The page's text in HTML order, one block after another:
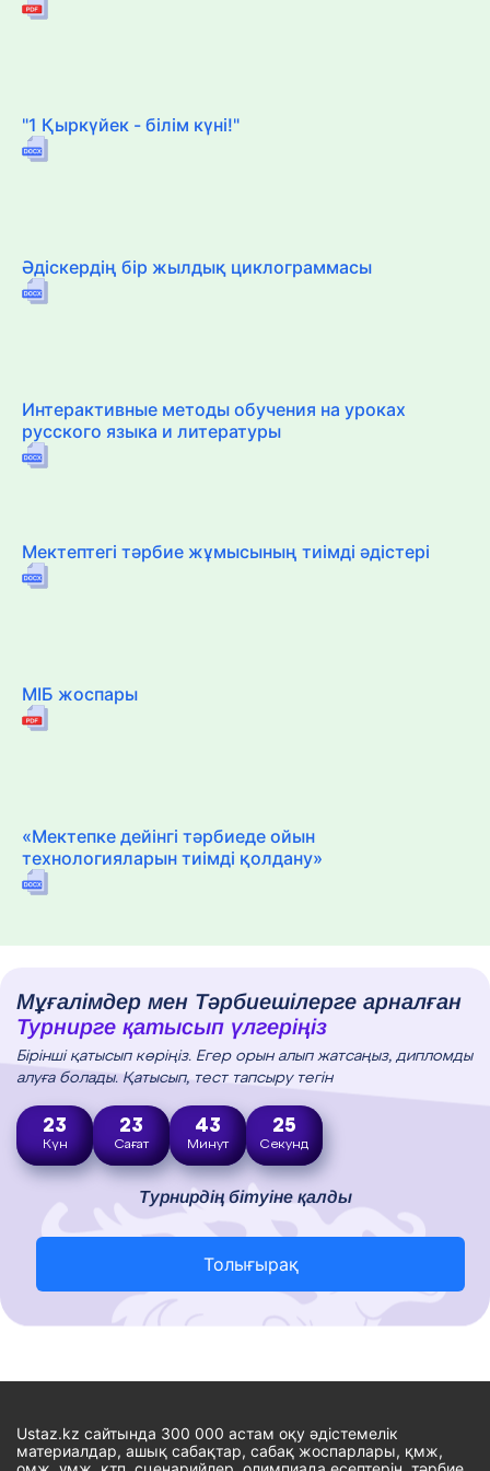
"1 Қыркүйек - білім күні!"
Әдіскердің бір жылдық циклограммасы
Интерактивные методы обучения на уроках
русского языка и литературы
Мектептегі тәрбие жұмысының тиімді әдістері
МІБ жоспары
«Мектепке дейінгі тәрбиеде ойын
технологияларын тиімді қолдану»
Мұғалімдер мен Тәрбиешілерге арналған
Турнирге қатысып үлгеріңіз
Бірінші қатысып көріңіз. Егер орын алып жатсаңыз, дипломды
алуға болады. Қатысып, тест тапсыру тегін
23
Күн
23
Сағат
43
Минут
24
Секунд
Турнирдің бітуіне қалды
Толығырақ
Ustaz.kz сайтында 300 000 астам оқу әдістемелік
материалдар, ашық сабақтар, сабақ жоспарлары, қмж,